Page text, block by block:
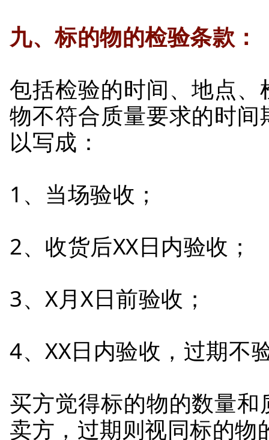
九、标的物的检验条款：
包括检验的时间、地点
物不符合质量要求的时
以写成：
1、当场验收；
2、收货后XX日内验收；
3、X月X日前验收；
4、XX日内验收，过期不
买方觉得标的物的数量
卖方，过期则视同标的